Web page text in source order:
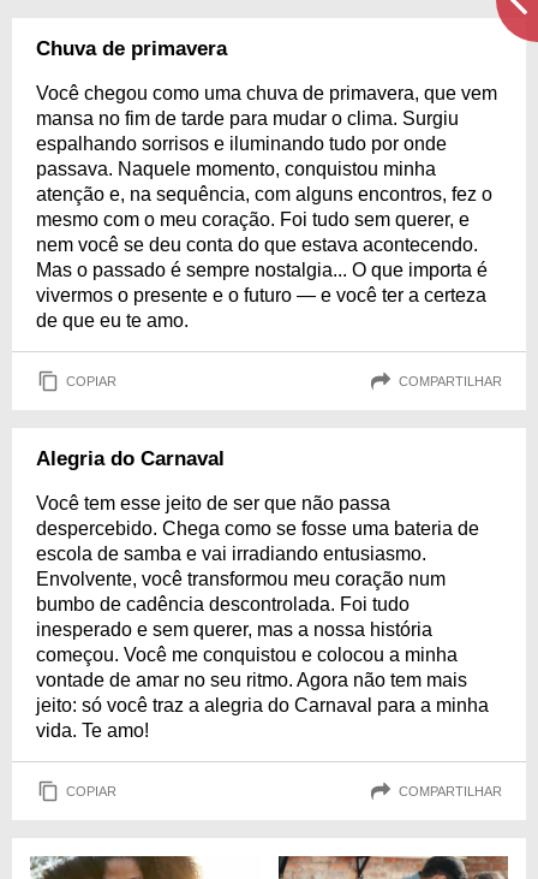
Chuva de primavera
Você chegou como uma chuva de primavera, que vem
mansa no fim de tarde para mudar o clima. Surgiu
espalhando sorrisos e iluminando tudo por onde
passava. Naquele momento, conquistou minha
atenção e, na sequência, com alguns encontros, fez o
mesmo com o meu coração. Foi tudo sem querer, e
nem você se deu conta do que estava acontecendo.
Mas o passado é sempre nostalgia... O que importa é
vivermos o presente e o futuro — e você ter a certeza
de que eu te amo.
COPIAR COMPARTILHAR
Alegria do Carnaval
Você tem esse jeito de ser que não passa
despercebido. Chega como se fosse uma bateria de
escola de samba e vai irradiando entusiasmo.
Envolvente, você transformou meu coração num
bumbo de cadência descontrolada. Foi tudo
inesperado e sem querer, mas a nossa história
começou. Você me conquistou e colocou a minha
vontade de amar no seu ritmo. Agora não tem mais
jeito: só você traz a alegria do Carnaval para a minha
vida. Te amo!
COPIAR COMPARTILHAR